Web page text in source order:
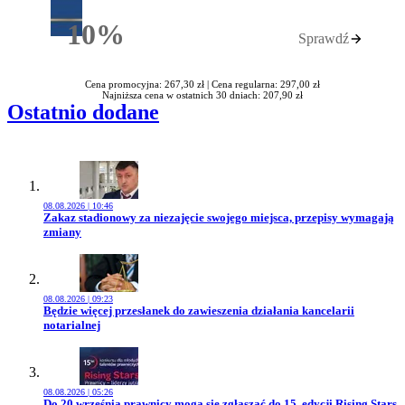
10%Rabatu Sprawdź
Cena promocyjna: 267,30 zł | Cena regularna: 297,00 zł
Najniższa cena w ostatnich 30 dniach: 207,90 zł
Ostatnio dodane
08.08.2026 | 10:46
Przejdź do artykułu:
Zakaz stadionowy za niezajęcie swojego miejsca, przepisy wymagają
zmiany
08.08.2026 | 09:23
Przejdź do artykułu:
Będzie więcej przesłanek do zawieszenia działania kancelarii
notarialnej
08.08.2026 | 05:26